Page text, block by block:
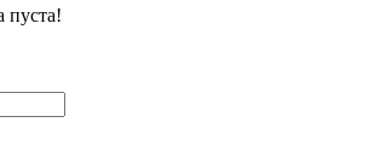
пуста!